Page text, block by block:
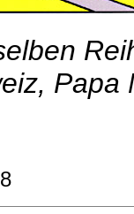
Papa